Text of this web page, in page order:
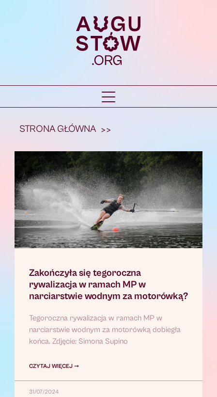
STRONA GŁÓWNA >>
Zakończyła się tegoroczna
rywalizacja w ramach MP w
narciarstwie wodnym za motorówką?
Tegoroczna rywalizacja w ramach MP w
narciarstwie wodnym za motorówką dobiegła
końca. Zdjęcie: Simona Supino
CZYTAJ WIĘCEJ ➞
31/07/2024